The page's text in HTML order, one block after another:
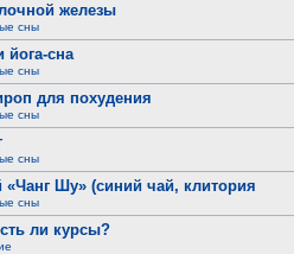
железы
сны
йога-сна
сны
для похудения
сны
сны
Шу» (синий чай, клитория
сны
ли курсы?